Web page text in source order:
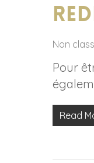
Non
Pour
Read